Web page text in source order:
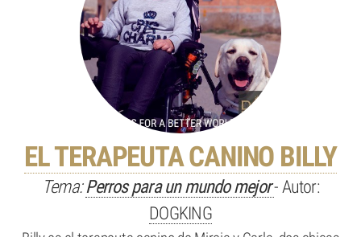
EL TERAPEUTA CANINO BILLY
Tema:Perros para un mundo mejor- Autor:
DOGKING